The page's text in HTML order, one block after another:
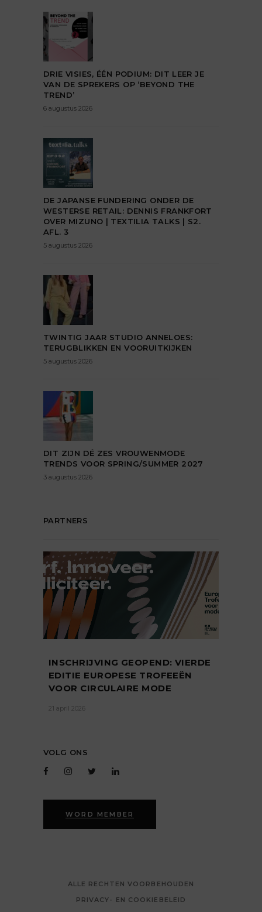
DRIE VISIES, ÉÉN PODIUM: DIT LEER JE
VAN DE SPREKERS OP ‘BEYOND THE
TREND’
6 augustus 2026
DE JAPANSE FUNDERING ONDER DE
WESTERSE RETAIL: DENNIS FRANKFORT
OVER MIZUNO | TEXTILIA TALKS | S2.
AFL. 3
5 augustus 2026
TWINTIG JAAR STUDIO ANNELOES:
TERUGBLIKKEN EN VOORUITKIJKEN
5 augustus 2026
DIT ZIJN DÉ ZES VROUWENMODE
TRENDS VOOR SPRING/SUMMER 2027
3 augustus 2026
PARTNERS
INSCHRIJVING GEOPEND: VIERDE
EDITIE EUROPESE TROFEEËN
VOOR CIRCULAIRE MODE
21 april 2026
VOLG ONS
WORD MEMBER
ALLE RECHTEN VOORBEHOUDEN
PRIVACY- EN COOKIEBELEID